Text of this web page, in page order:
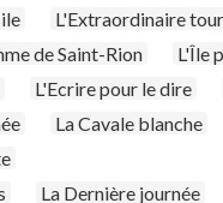
L'Extraordinaire
de Saint-Rion L'Île
L'Ecrire pour le dire
La Cavale blanche
La Dernière journée